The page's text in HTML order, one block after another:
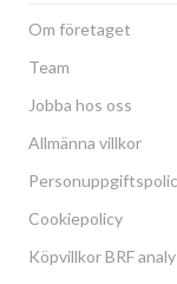
Om företaget
Team
Jobba hos oss
Allmänna villkor
Cookiepolicy
Köpvillkor BRF